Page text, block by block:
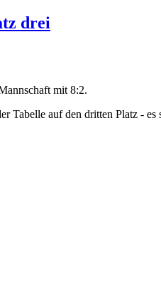
drei
mit 8:2.
Tabelle auf den dritten Platz -